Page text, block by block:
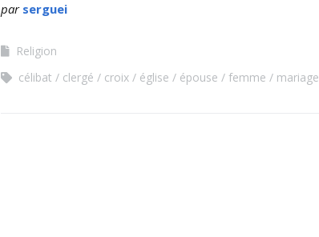
par serguei
Religion
célibat
clergé croix église épouse femme mariage